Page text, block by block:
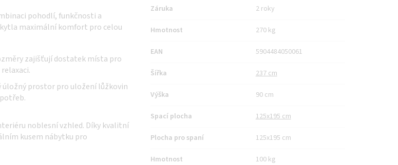
pohodlí, funkčnosti a
maximální komfort pro celou
zajišťují dostatek místa pro
úložný prostor pro uložení lůžkovin
noblesní vzhled. Díky kvalitní
kusem nábytku pro
Záruka 2 roky
Hmotnost 270 kg
EAN 5904484050061
Šířka 237 cm
Výška 90 cm
Spací plocha 125x195 cm
Plocha pro spaní 125x195 cm
Hmotnost 100 kg